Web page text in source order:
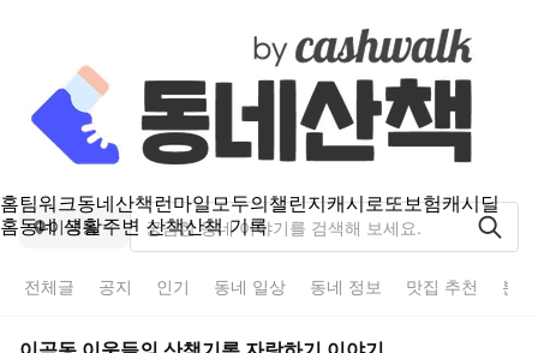
홈팀워크동네산책런마일모두의챌린지캐시로또보험캐시딜
홈동네 생활주변 산책산책 기록
이곡동
전체글 공지 인기 동네 일상 동네 정보 맛집 추천 분